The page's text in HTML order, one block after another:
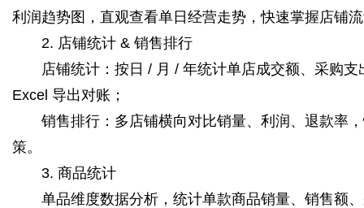
利润趋势图，直观查看单日经营走势，快速掌握店铺
2. 店铺统计 & 销售排行
店铺统计：按日 / 月 / 年统计单店成交额、采购支
Excel 导出对账；
销售排行：多店铺横向对比销量、利润、退款率，
策。
3. 商品统计
单品维度数据分析，统计单款商品销量、销售额、